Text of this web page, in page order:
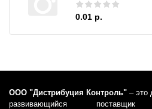
0.01 р.
ООО "Дистрибуция Контроль" – это
развивающийся поставщик